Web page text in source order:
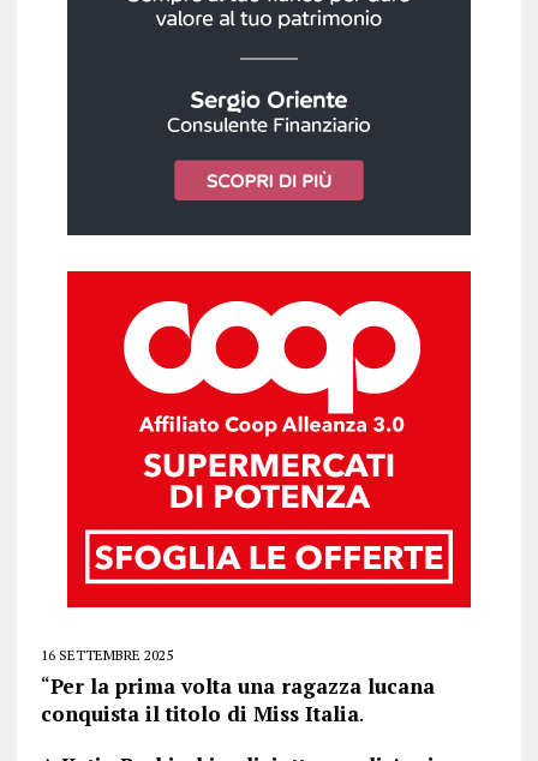
16 SETTEMBRE 2025
“Per la prima volta una ragazza lucana
conquista il titolo di Miss Italia.